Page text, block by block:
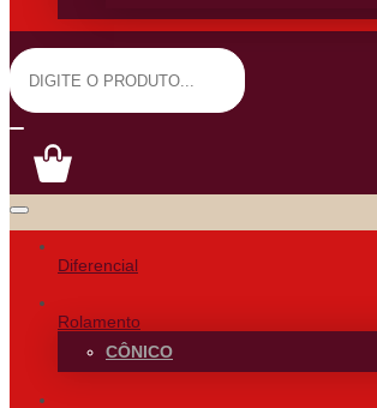
Diferencial
Rolamento
CÔNICO